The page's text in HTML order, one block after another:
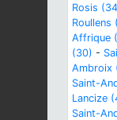
Rosis
Roullens
Affrique
(30) -
Ambroix
Saint-
Lancize
Saint-